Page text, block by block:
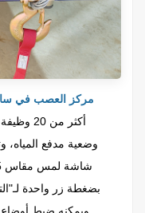
"مركز العصب في
وضعية مدفع المياه،
بضغطة زر واحدة